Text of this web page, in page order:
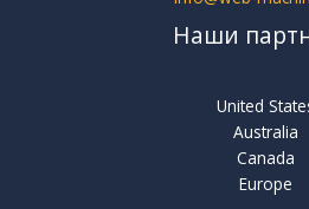
Наши
United
Australia
Canada
Europe